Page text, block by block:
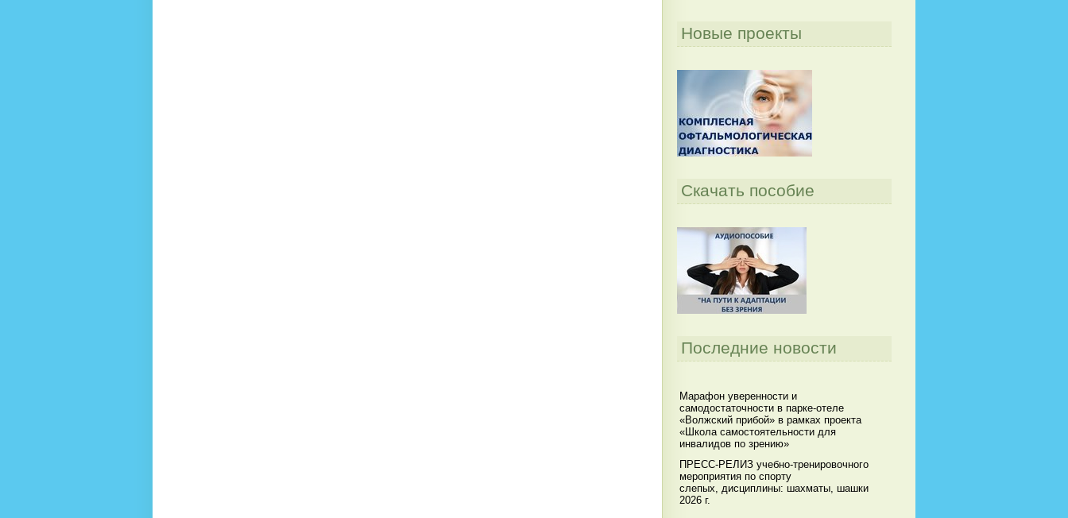
Новые проекты
Скачать пособие
Последние новости
Марафон уверенности и
самодостаточности в парке-отеле
«Волжский прибой» в рамках проекта
«Школа самостоятельности для
инвалидов по зрению»
ПРЕСС-РЕЛИЗ учебно-тренировочного
мероприятия по спорту
слепых, дисциплины: шахматы, шашки
2026 г.